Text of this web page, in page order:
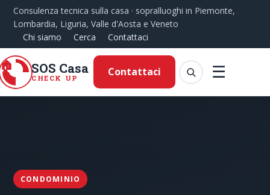
Consulenza tecnica sulla casa · sopralluoghi in Piemonte,
Lombardia, Liguria, Valle d'Aosta e Veneto
Chi siamo
Cerca Contattaci
SOS Casa
CHECK UP ☰
Contattaci
CONDOMINIO